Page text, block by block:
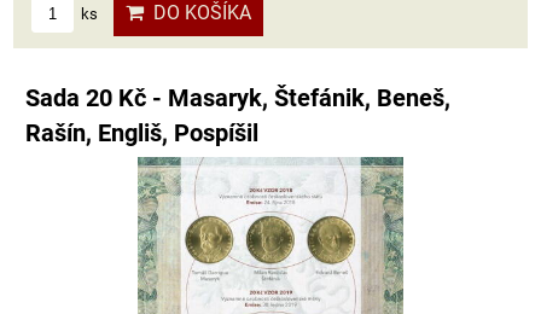
ks DO KOŠÍKA
Sada 20 Kč - Masaryk, Štefánik, Beneš,
Rašín, Engliš, Pospíšil